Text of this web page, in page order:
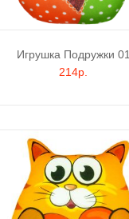
Игрушка Подружки 01
214р.